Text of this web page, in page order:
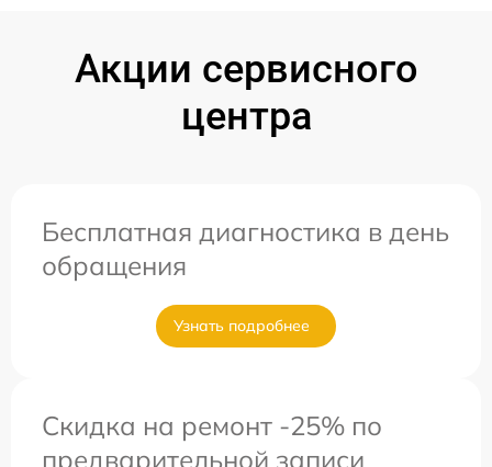
Акции сервисного
центра
Бесплатная диагностика в день
обращения
Узнать подробнее
Скидка на ремонт -25% по
предварительной записи